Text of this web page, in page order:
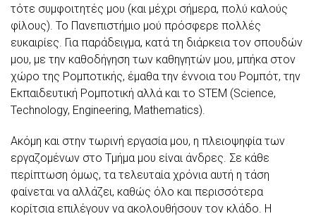
τότε συμφοιτητές μου (και μέχρι σήμερα, πολύ καλούς
φίλους). Το Πανεπιστήμιο μού πρόσφερε πολλές
ευκαιρίες. Για παράδειγμα, κατά τη διάρκεια τον σπουδών
μου, με την καθοδήγηση των καθηγητών μου, μπήκα στον
χώρο της Ρομποτικής, έμαθα την έννοια του Ρομπότ, την
Εκπαιδευτική Ρομποτική αλλά και το STEM (Science,
Technology, Engineering, Mathematics).
Ακόμη και στην τωρινή εργασία μου, η πλειοψηφία των
εργαζομένων στο Τμήμα μου είναι άνδρες. Σε κάθε
περίπτωση όμως, τα τελευταία χρόνια αυτή η τάση
φαίνεται να αλλάζει, καθώς όλο και περισσότερα
κορίτσια επιλέγουν να ακολουθήσουν τον κλάδο. Η